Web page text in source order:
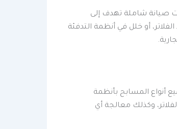
صيانة شاملة تهدف إلى
أو خلل في أنظمة التدفئة
أنواع المسابح بأنظمة
وكذلك معالجة أي